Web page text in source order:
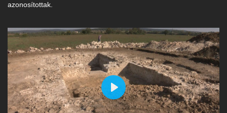
azonosítottak.
Play